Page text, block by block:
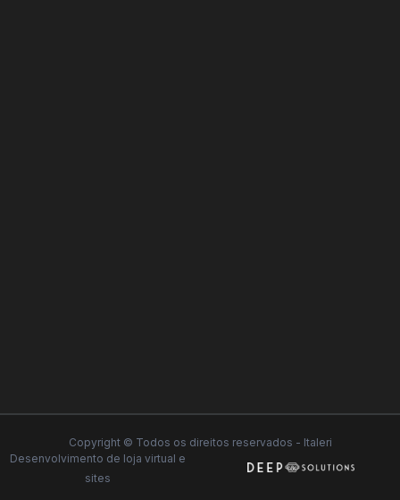
Copyright © Todos os direitos reservados - Italeri
Desenvolvimento de loja virtual e
sites